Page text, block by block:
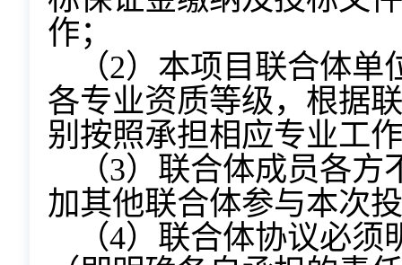
作；
（2）本项目联合体
各专业资质等级，根据
别按照承担相应专业工
（3）联合体成员各
加其他联合体参与本次
（4）联合体协议必